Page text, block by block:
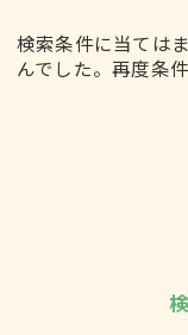
検索条件に当ては
んでした。再度条